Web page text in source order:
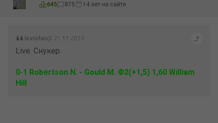
645 875 14 лет на сайте
leviofan@ 21.11.2013
Live. Снукер.
0-1 Robertson N. - Gould M. Ф2(+1,5) 1,60 William
Hill